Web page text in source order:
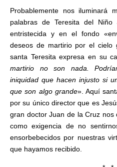
Probablemente nos iluminará
palabras de Teresita del
entristecida y en el fondo
deseos de martirio por el cielo
santa Teresita expresa en su
martirio no son nada.
iniquidad que hacen injusto si
que son algo grande». Aquí
por su único director que es
gran doctor Juan de la Cruz
como exigencia de no
ensorbebecidos por nuestras
que hayamos recibido.